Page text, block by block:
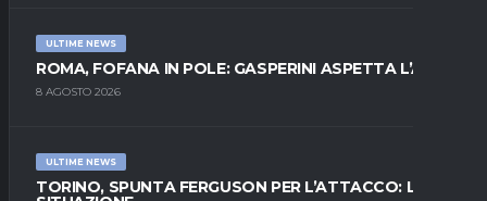
ULTIME NEWS
ROMA, FOFANA IN POLE: GASPERINI ASPETTA L’ALA
8 AGOSTO 2026
ULTIME NEWS
TORINO, SPUNTA FERGUSON PER L’ATTACCO: LA